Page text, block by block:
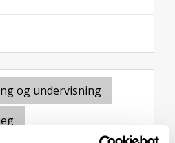
og undervisning